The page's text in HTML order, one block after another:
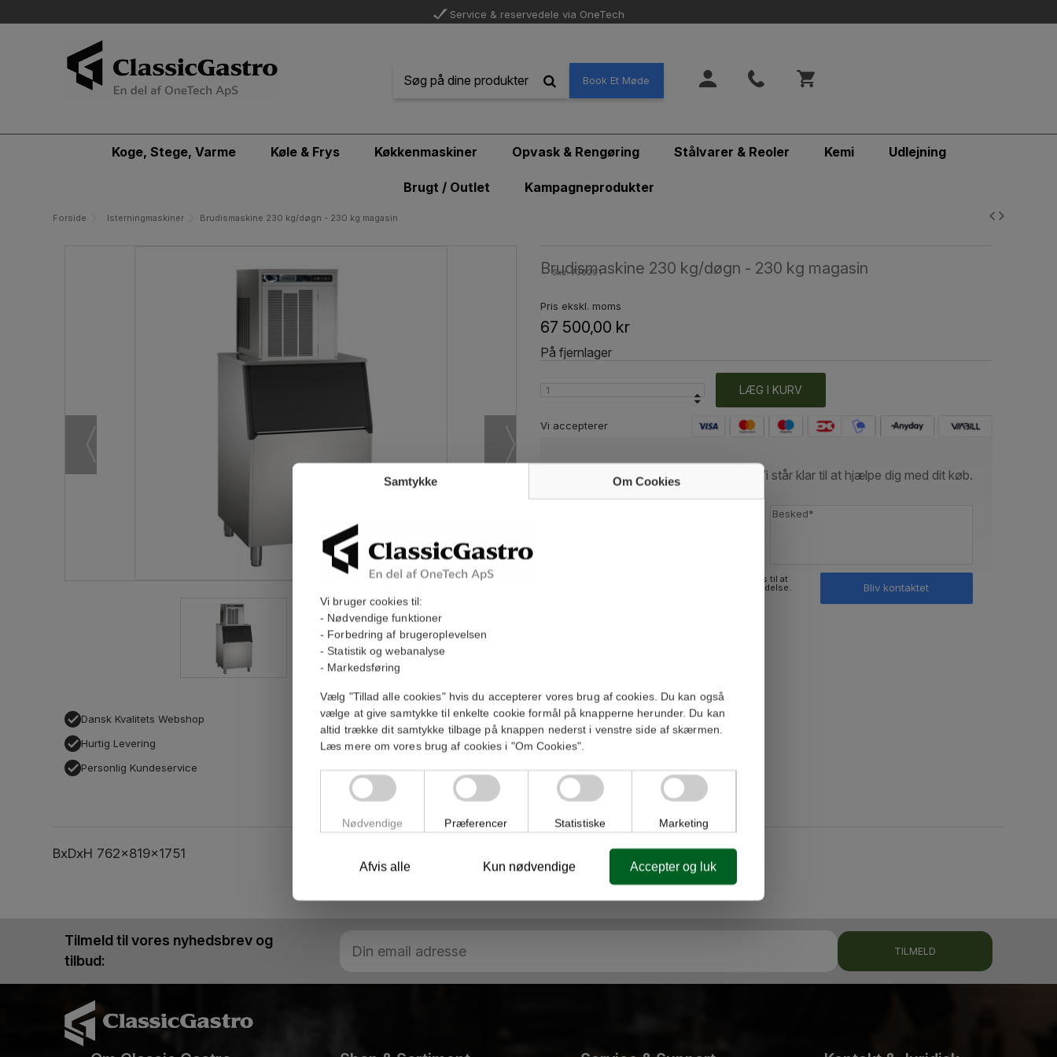
Service & reservedele via OneTech
Book Et Møde
Koge, Stege, Varme Køle & Frys Køkkenmaskiner Opvask & Rengøring Stålvarer & Reoler Kemi Udlejning
Brugt / Outlet Kampagneprodukter
Forside Isterningmaskiner Brudismaskine 230 kg/døgn - 230 kg magasin
Brudismaskine 230 kg/døgn - 230 kg magasin
Sku: 730291
Pris ekskl. moms
67 500,00 kr
På fjernlager
LÆG I KURV
Vi accepterer
Har du brug for hjælp? Vi står klar til at hjælpe dig med dit køb.
Jeg accepterer, at mine oplysninger bruges til at
kontakte mig i forbindelse med min henvendelse. Bliv kontaktet
Dansk Kvalitets Webshop
Hurtig Levering
Personlig Kundeservice
BxDxH 762x819x1751
Tilmeld til vores nyhedsbrev og
tilbud:
TILMELD
Samtykke Om Cookies
Vi bruger cookies til:
- Nødvendige funktioner
- Forbedring af brugeroplevelsen
- Statistik og webanalyse
- Markedsføring
Vælg "Tillad alle cookies" hvis du accepterer vores brug af cookies. Du kan også
vælge at give samtykke til enkelte cookie formål på knapperne herunder. Du kan
altid trække dit samtykke tilbage på knappen nederst i venstre side af skærmen.
Læs mere om vores brug af cookies i "Om Cookies".
Nødvendige Præferencer Statistiske Marketing
Afvis alle Kun nødvendige Accepter og luk